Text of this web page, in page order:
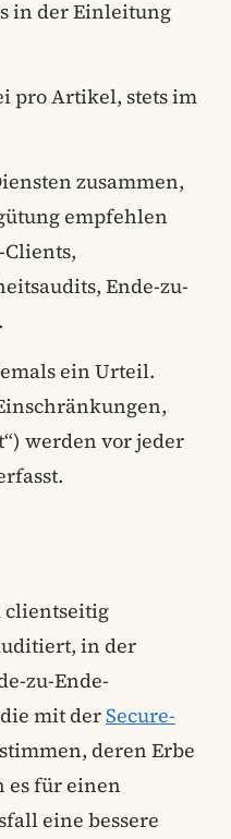
in der Einleitung
pro Artikel, stets im
zusammen,
empfehlen
Clients,
Ende-zu-
ein Urteil.
werden vor jeder
clientseitig
in der
zu-Ende-
mit derSecure-
deren Erbe
es für einen
eine bessere